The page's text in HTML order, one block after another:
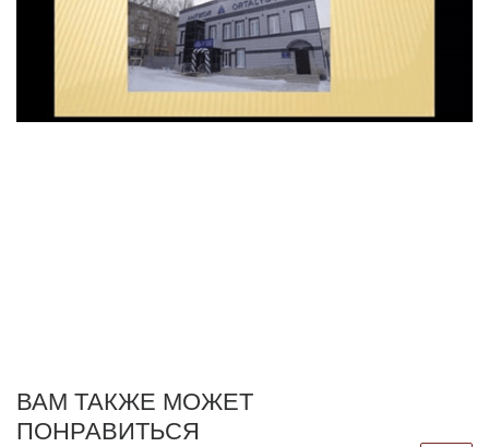
ВАМ ТАКЖЕ МОЖЕТ
ПОНРАВИТЬСЯ